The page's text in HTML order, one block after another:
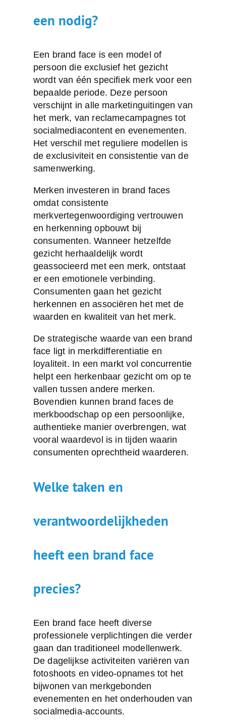
een nodig?
Een brand face is een model of
persoon die exclusief het gezicht
wordt van één specifiek merk voor een
bepaalde periode. Deze persoon
verschijnt in alle marketinguitingen van
het merk, van reclamecampagnes tot
socialmediacontent en evenementen.
Het verschil met reguliere modellen is
de exclusiviteit en consistentie van de
samenwerking.
Merken investeren in brand faces
omdat consistente
merkvertegenwoordiging vertrouwen
en herkenning opbouwt bij
consumenten. Wanneer hetzelfde
gezicht herhaaldelijk wordt
geassocieerd met een merk, ontstaat
er een emotionele verbinding.
Consumenten gaan het gezicht
herkennen en associëren het met de
waarden en kwaliteit van het merk.
De strategische waarde van een brand
face ligt in merkdifferentiatie en
loyaliteit. In een markt vol concurrentie
helpt een herkenbaar gezicht om op te
vallen tussen andere merken.
Bovendien kunnen brand faces de
merkboodschap op een persoonlijke,
authentieke manier overbrengen, wat
vooral waardevol is in tijden waarin
consumenten oprechtheid waarderen.
Welke taken en
verantwoordelijkheden
heeft een brand face
precies?
Een brand face heeft diverse
professionele verplichtingen die verder
gaan dan traditioneel modellenwerk.
De dagelijkse activiteiten variëren van
fotoshoots en video-opnames tot het
bijwonen van merkgebonden
evenementen en het onderhouden van
socialmedia-accounts.